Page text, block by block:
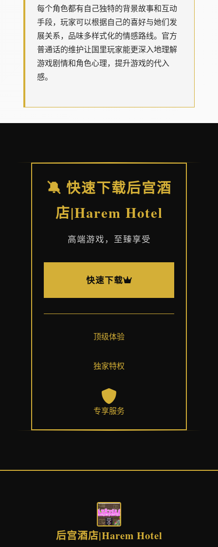
每个角色都有自己独特的背景故事和互动
手段，玩家可以根据自己的喜好与她们发
展关系，品味多样式化的情感路线。官方
普通话的维护让国里玩家能更深入地理解
游戏剧情和角色心理，提升游戏的代入
感。
🔕 快速下载后宫酒
店|Harem Hotel
高端游戏，至臻享受
快速下载
顶级体验
独家特权
专享服务
后宫酒店|Harem Hotel